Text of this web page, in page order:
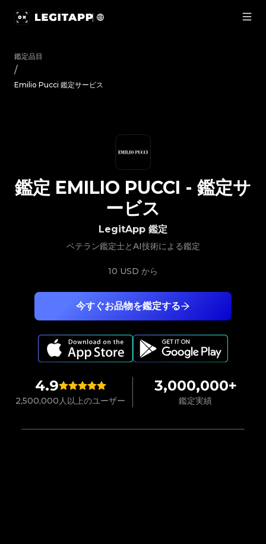
鑑定品目
/
Emilio Pucci 鑑定サービス
4.9
2,500,000人以上のユーザー
3,000,000+
鑑定実績
今すぐお品物を鑑定する
LegitApp 鑑定
ベテラン鑑定士とAI技術による鑑定
10 USD から
鑑定 EMILIO PUCCI - 鑑定サ
ービス